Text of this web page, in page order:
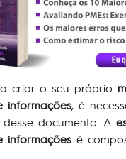
criar o seu próprio
informações, é
documento. A
informações é